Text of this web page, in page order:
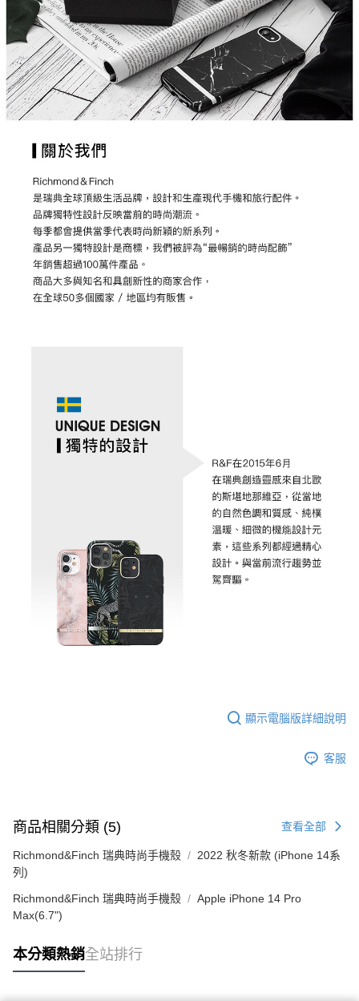
顯示電腦版詳細說明
客服
商品相關分類 (5) 查看全部
Richmond&Finch 瑞典時尚手機殼
2022 秋冬新款 (iPhone 14系
列)
Richmond&Finch 瑞典時尚手機殼
Apple iPhone 14 Pro
Max(6.7")
本分類熱銷全站排行